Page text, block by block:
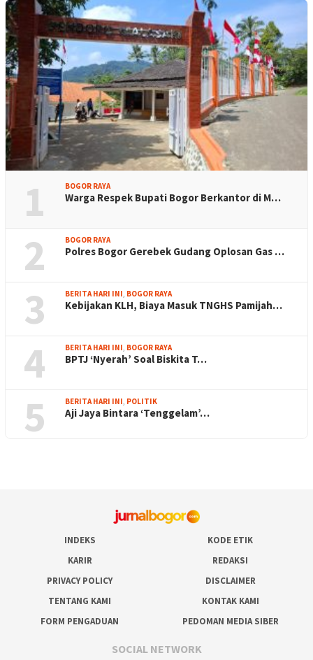
1 BOGOR RAYA
Warga Respek Bupati Bogor Berkantor di M…
2 BOGOR RAYA
Polres Bogor Gerebek Gudang Oplosan Gas …
3 BERITA HARI INI, BOGOR RAYA
Kebijakan KLH, Biaya Masuk TNGHS Pamijah…
4 BERITA HARI INI, BOGOR RAYA
BPTJ ‘Nyerah’ Soal Biskita T…
5 BERITA HARI INI, POLITIK
Aji Jaya Bintara ‘Tenggelam’…
INDEKS
KODE ETIK
KARIR
REDAKSI
PRIVACY POLICY
DISCLAIMER
TENTANG KAMI
KONTAK KAMI
FORM PENGADUAN
PEDOMAN MEDIA SIBER
SOCIAL NETWORK